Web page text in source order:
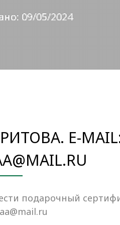
09/05/2024
E-
подарочный